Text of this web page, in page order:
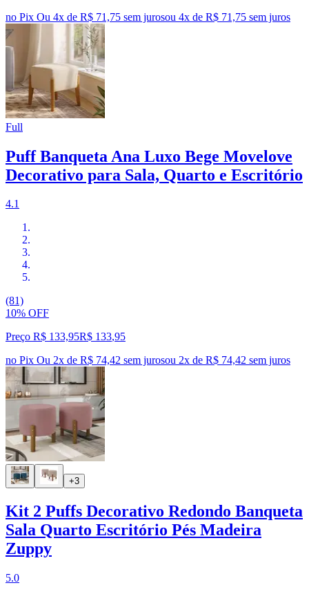
no Pix Ou 4x de R$ 71,75 sem jurosou 4x de R$ 71,75 sem juros
Full
Puff Banqueta Ana Luxo Bege Movelove
Decorativo para Sala, Quarto e Escritório
4.1
(81)
10% OFF
Preço R$ 133,95R$ 133,95
no Pix Ou 2x de R$ 74,42 sem jurosou 2x de R$ 74,42 sem juros
+3
Kit 2 Puffs Decorativo Redondo Banqueta
Sala Quarto Escritório Pés Madeira
Zuppy
5.0